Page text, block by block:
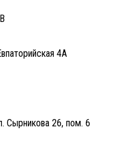
4А
Сырникова 26, пом. 6